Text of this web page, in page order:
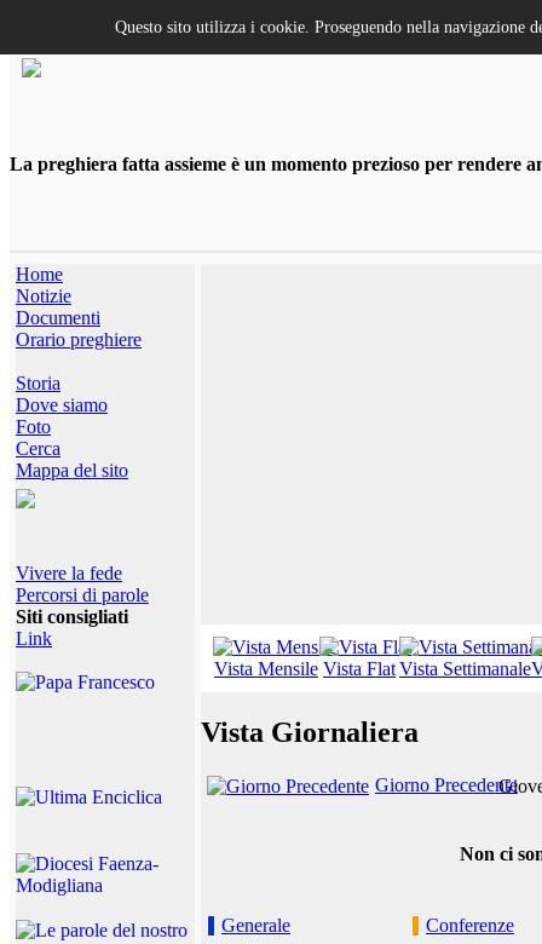
La preghiera fatta assieme è un momento prezioso per rendere
Home
Notizie
Documenti
Orario preghiere
Storia
Dove siamo
Foto
Cerca
Mappa del sito
Vivere la fede
Percorsi di parole
Siti consigliati
Link
Vista Mensile Vista FlatVista Settimanale
Vista Giornaliera
Giorno Precedente
Non ci
Generale
Conferenze
Questo sito utilizza i cookie. Proseguendo nella navigazione